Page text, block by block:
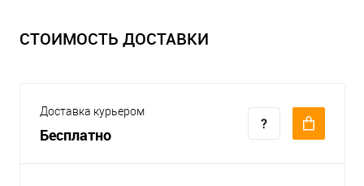
СТОИМОСТЬ ДОСТАВКИ
Доставка курьером
Бесплатно